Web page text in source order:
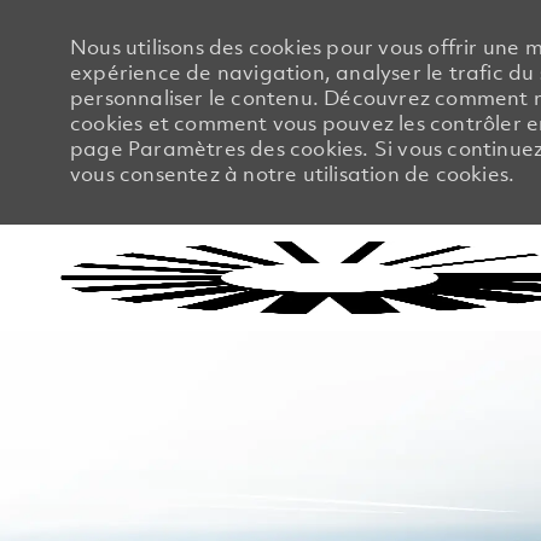
Nous utilisons des cookies pour vous offrir une
expérience de navigation, analyser le trafic du
personnaliser le contenu. Découvrez comment
cookies et comment vous pouvez les contrôler
page Paramètres des cookies. Si vous
vous consentez à notre utilisation de cookies.